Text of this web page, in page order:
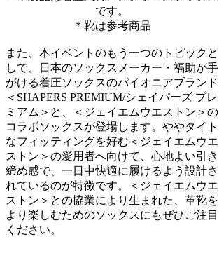
です。
＊靴は参考商品
また、本イベントのもう一つのトピックと
して、日本のソックスメーカー・福助が手
がける着圧ソックスのパイオニアブランド
＜SHAPERS PREMIUM/シェイパーズ プレ
ミアム＞と、＜ジェイエムウエストン＞の
コラボソックスが登場します。ややタイト
なフィッティングを好む＜ジェイエムウエ
ストン＞の愛用者へ向けて、心地よい引き
締め感で、一日中快適に履けるよう設計さ
れているのが特徴です。＜ジェイエムウエ
ストン＞との協業により生まれた、革靴を
より楽しむためのソックスにもぜひご注目
ください。